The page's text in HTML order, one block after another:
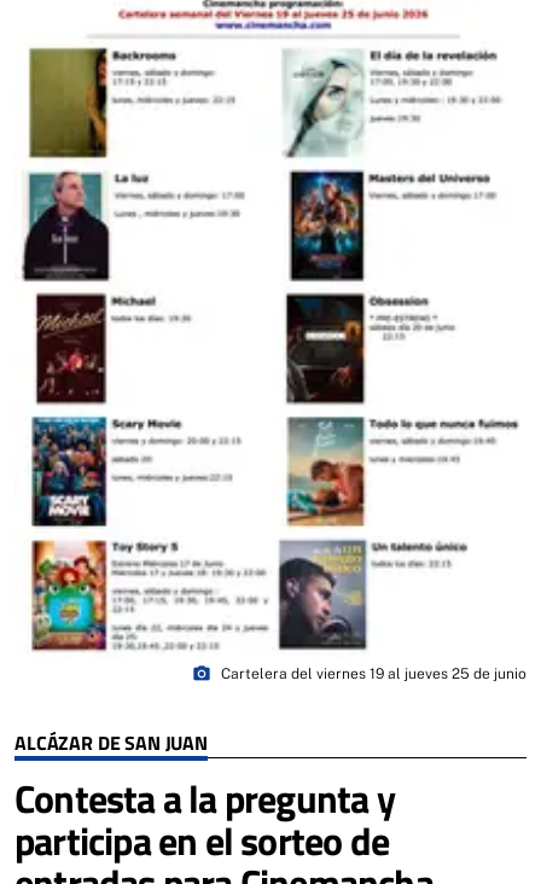
ALCÁZAR DE SAN JUAN
Contesta a la pregunta y
participa en el sorteo de
photo_camera Cartelera del viernes 19 al jueves 25 de junio